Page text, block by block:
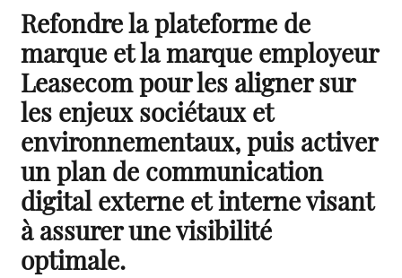
Refondre la plateforme de
marque et la marque employeur
Leasecom pour les aligner sur
les enjeux sociétaux et
environnementaux, puis activer
un plan de communication
digital externe et interne visant
à assurer une visibilité
optimale.